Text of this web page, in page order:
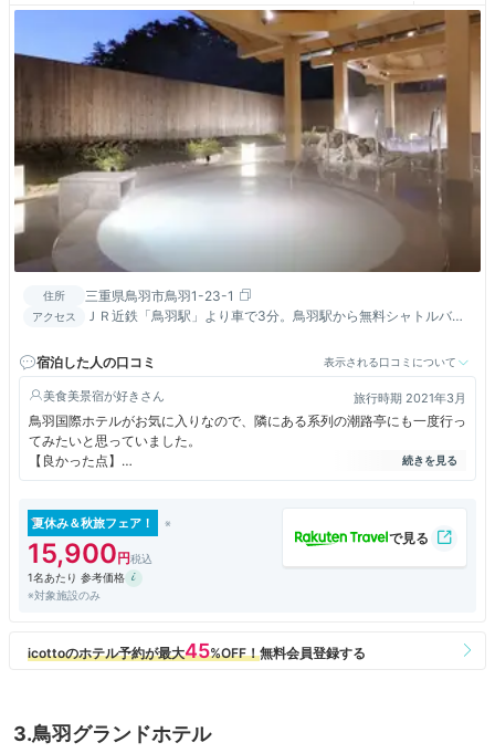
住所 三重県鳥羽市鳥羽1-23-1
アクセス
ＪＲ近鉄「鳥羽駅」より車で3分。鳥羽駅から無料シャトルバス
宿泊した人の口コミ
表示される口コミについて
美食美景宿が好き 旅行時期 2021年3月
鳥羽国際ホテルがお気に入りなので、隣にある系列の潮路亭にも一度行っ
てみたいと思っていました。
【良かった点】
立派な門構えで高級旅館の装いです。
夕食・朝食はさすが鳥羽国際ホテルと言いたくなる完成度でとても美味し
かったです。
特に朝食の和食は鳥羽国際ホテルの朝食よりも美味しかったです。
【イマイチな点】
いですがお湯がオーバーフロータイプではないのでお湯に汚れが溜まりが
【感想】
夏休み＆秋旅フェア！
15,900
1名あたり 参考価格
※対象施設のみ
3.鳥羽グランドホテル